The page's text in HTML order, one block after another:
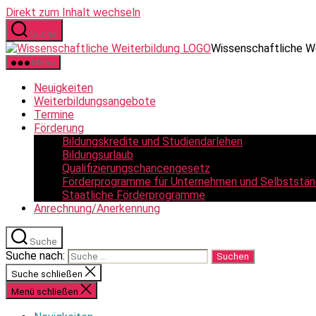
Direkt zum Inhalt wechseln
Suche
Wissenschaftliche
Menü
Neuigkeiten
Weiterbildungsangebote
Termine
Förderung
Bildungskredite und Studiendarlehen
Bildungsurlaub
Qualifizierungschancengesetz
Förderprogramme für Unternehmen und
Staatliche Förderprogramme
Anrechnung/Anerkennung
Suche
Suche nach:
Suche schließen
Menü schließen